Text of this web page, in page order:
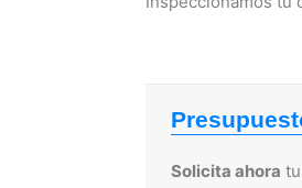
Solicita ahora